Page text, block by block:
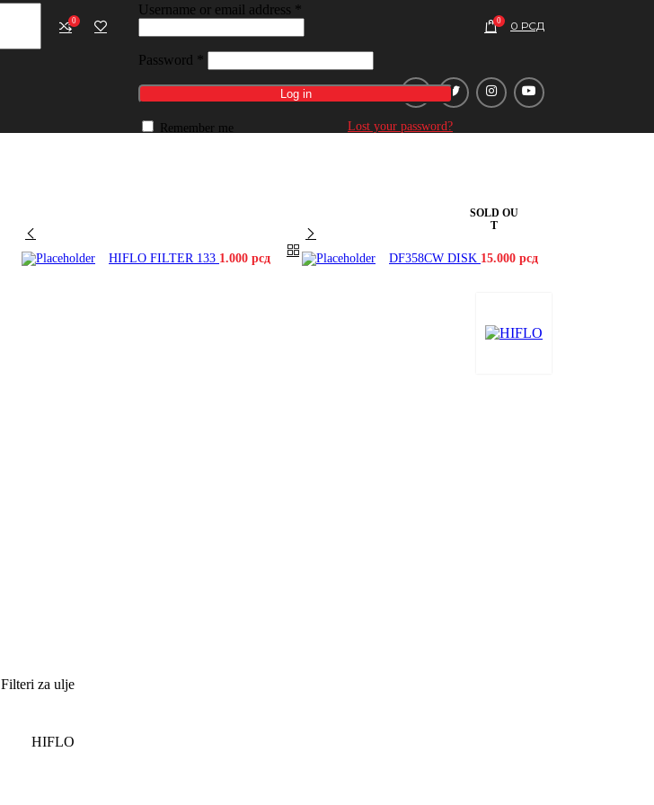
0
Username or email address *
Password *
Log in
Lost your password?
Remember me
0 0 РСД
SOLD OU
T
HIFLO FILTER 133 1.000 рсд DF358CW DISK 15.000 рсд
Filteri za ulje
HIFLO